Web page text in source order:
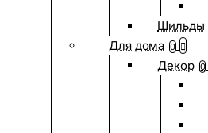
Шильды
Для дома 0
Декор 0